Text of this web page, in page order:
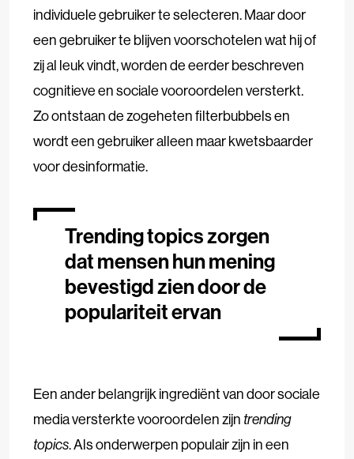
individuele gebruiker te selecteren. Maar door
een gebruiker te blijven voorschotelen wat hij of
zij al leuk vindt, worden de eerder beschreven
cognitieve en sociale vooroordelen versterkt.
Zo ontstaan de zogeheten filterbubbels en
wordt een gebruiker alleen maar kwetsbaarder
voor desinformatie.
Trending topics zorgen
dat mensen hun mening
bevestigd zien door de
populariteit ervan
Een ander belangrijk ingrediënt van door sociale
media versterkte vooroordelen zijn trending
topics. Als onderwerpen populair zijn in een